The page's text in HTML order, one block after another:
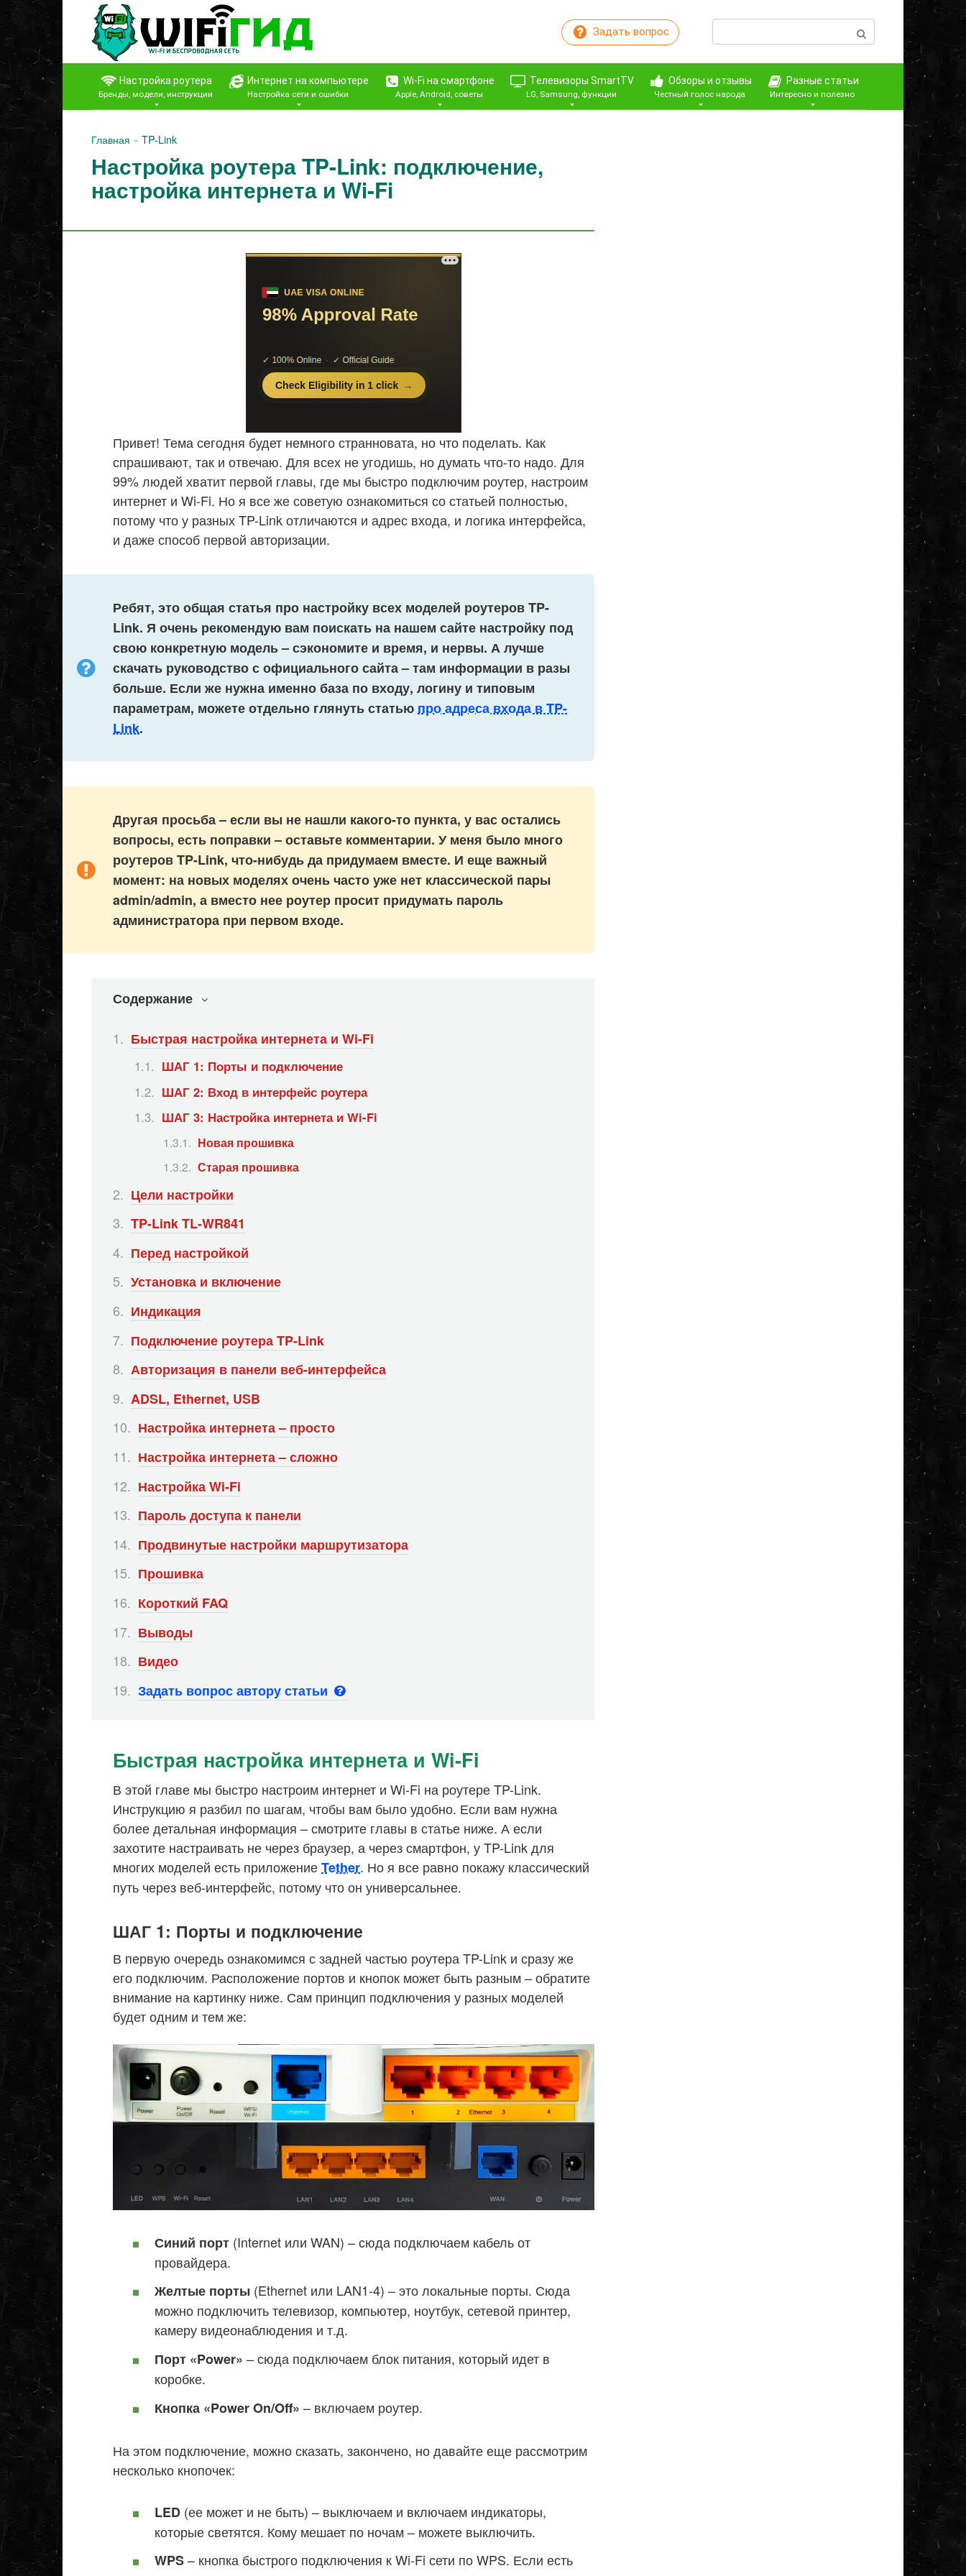
Перейти
контенту
Задать вопрос Поиск:
Настройка роутера
Бренды, модели, инструкции
Интернет на компьютере
Настройка сети и ошибки
Wi-Fi на смартфоне
Apple, Android, советы
Телевизоры SmartTV
LG, Samsung, функции
Обзоры и отзывы
Честный голос народа
Разные статьи
Интересно и полезно
Главная » TP-Link
Настройка роутера TP-Link: подключение,
настройка интернета и Wi-Fi
Привет! Тема сегодня будет немного странновата, но что поделать. Как
спрашивают, так и отвечаю. Для всех не угодишь, но думать что-то надо. Для
99% людей хватит первой главы, где мы быстро подключим роутер, настроим
интернет и Wi-Fi. Но я все же советую ознакомиться со статьей полностью,
потому что у разных TP-Link отличаются и адрес входа, и логика интерфейса,
и даже способ первой авторизации.
Ребят, это общая статья про настройку всех моделей роутеров TP-
Link. Я очень рекомендую вам поискать на нашем сайте настройку под
свою конкретную модель – сэкономите и время, и нервы. А лучше
скачать руководство с официального сайта – там информации в разы
больше. Если же нужна именно база по входу, логину и типовым
параметрам, можете отдельно глянуть статью про адреса входа в TP-
Link.
Другая просьба – если вы не нашли какого-то пункта, у вас остались
вопросы, есть поправки – оставьте комментарии. У меня было много
роутеров TP-Link, что-нибудь да придумаем вместе. И еще важный
момент: на новых моделях очень часто уже нет классической пары
admin/admin, а вместо нее роутер просит придумать пароль
администратора при первом входе.
Содержание
Быстрая настройка интернета и Wi-Fi
ШАГ 1: Порты и подключение
ШАГ 2: Вход в интерфейс роутера
ШАГ 3: Настройка интернета и Wi-Fi
Новая прошивка
Старая прошивка
Цели настройки
TP-Link TL-WR841
Перед настройкой
Установка и включение
Индикация
Подключение роутера TP-Link
Авторизация в панели веб-интерфейса
ADSL, Ethernet, USB
Настройка интернета – просто
Настройка интернета – сложно
Настройка Wi-Fi
Пароль доступа к панели
Продвинутые настройки маршрутизатора
Прошивка
Короткий FAQ
Выводы
Видео
Задать вопрос автору статьи
Быстрая настройка интернета и Wi-Fi
В этой главе мы быстро настроим интернет и Wi-Fi на роутере TP-Link.
Инструкцию я разбил по шагам, чтобы вам было удобно. Если вам нужна
более детальная информация – смотрите главы в статье ниже. А если
захотите настраивать не через браузер, а через смартфон, у TP-Link для
многих моделей есть приложениеTether. Но я все равно покажу классический
путь через веб-интерфейс, потому что он универсальнее.
ШАГ 1: Порты и подключение
В первую очередь ознакомимся с задней частью роутера TP-Link и сразу же
его подключим. Расположение портов и кнопок может быть разным – обратите
внимание на картинку ниже. Сам принцип подключения у разных моделей
будет одним и тем же:
Синий порт (Internet или WAN) – сюда подключаем кабель от
провайдера.
Желтые порты (Ethernet или LAN1-4) – это локальные порты. Сюда
можно подключить телевизор, компьютер, ноутбук, сетевой принтер,
камеру видеонаблюдения и т.д.
Порт «Power» – сюда подключаем блок питания, который идет в
коробке.
Кнопка «Power On/Off» – включаем роутер.
На этом подключение, можно сказать, закончено, но давайте еще рассмотрим
несколько кнопочек:
LED (ее может и не быть) – выключаем и включаем индикаторы,
которые светятся. Кому мешает по ночам – можете выключить.
WPS– кнопка быстрого подключения к Wi-Fi сети по WPS. Если есть